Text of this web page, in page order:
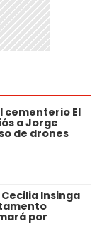
cementerio El
a Jorge
de drones
Insinga
por